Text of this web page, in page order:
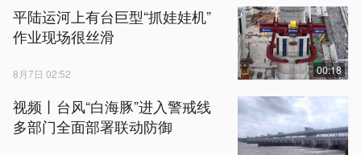
平陆运河上有台巨型“抓娃娃机”
作业现场很丝滑
8月7日 02:52 00:18
视频丨台风“白海豚”进入警戒线
多部门全面部署联动防御